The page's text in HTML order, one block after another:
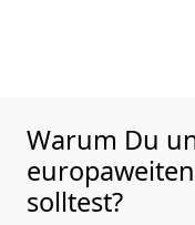
Warum Du
solltest?